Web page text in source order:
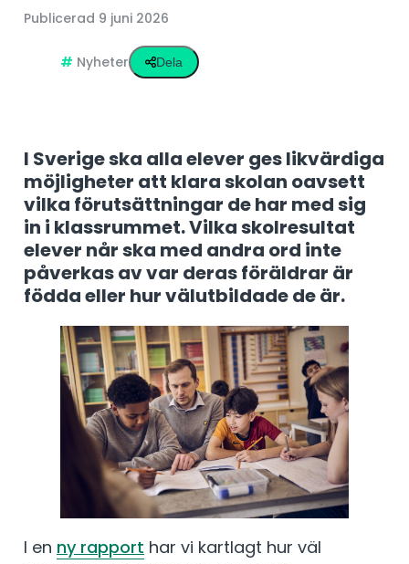
Publicerad 9 juni 2026
Nyheter Dela
I Sverige ska alla elever ges likvärdiga
möjligheter att klara skolan oavsett
vilka förutsättningar de har med sig
in i klassrummet. Vilka skolresultat
elever når ska med andra ord inte
påverkas av var deras föräldrar är
födda eller hur välutbildade de är.
I en ny rapport har vi kartlagt hur väl